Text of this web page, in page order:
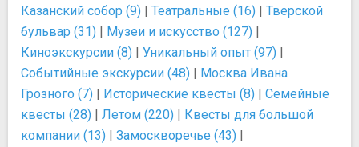
Казанский собор (9) | Театральные (16) | Тверской
бульвар (31) | Музеи и искусство (127) |
Киноэкскурсии (8) | Уникальный опыт (97) |
Событийные экскурсии (48) | Москва Ивана
Грозного (7) | Исторические квесты (8) | Семейные
квесты (28) | Летом (220) | Квесты для большой
компании (13) | Замоскворечье (43) |